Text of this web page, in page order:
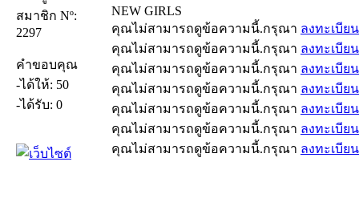
สมาชิก Nº:
2297
คำขอบคุณ
-ได้ให้: 50
-ได้รับ: 0
NEW GIRLS
คุณไม่สามารถดูข้อความนี้.กรุณา ลงทะเบียน
คุณไม่สามารถดูข้อความนี้.กรุณา ลงทะเบียน
คุณไม่สามารถดูข้อความนี้.กรุณา ลงทะเบียน
คุณไม่สามารถดูข้อความนี้.กรุณา ลงทะเบียน
คุณไม่สามารถดูข้อความนี้.กรุณา ลงทะเบียน
คุณไม่สามารถดูข้อความนี้.กรุณา ลงทะเบียน
คุณไม่สามารถดูข้อความนี้.กรุณา ลงทะเบียน